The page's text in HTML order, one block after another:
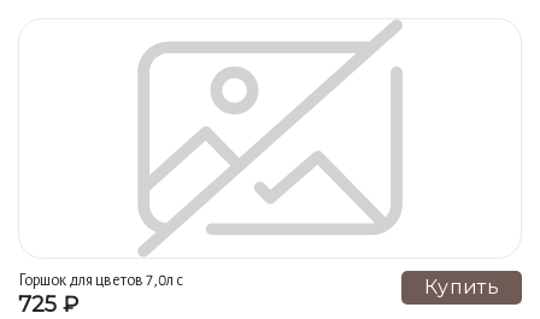
Горшок для цветов 7,0л с
поддоном №19 1 сорт
725 ₽
Купить